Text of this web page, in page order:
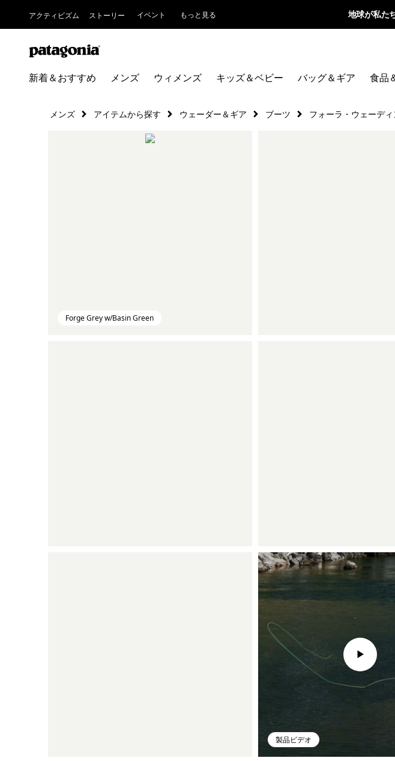
アクティビズム ストーリー イベント もっと見る 地球が私た
新着＆おすすめ メンズ ウィメンズ キッズ＆ベビー バッグ＆ギア 食品
メンズ アイテムから探す ウェーダー＆ギア ブーツ フォーラ・ウェーデ
Forge Grey w/Basin Green
製品ビデオ